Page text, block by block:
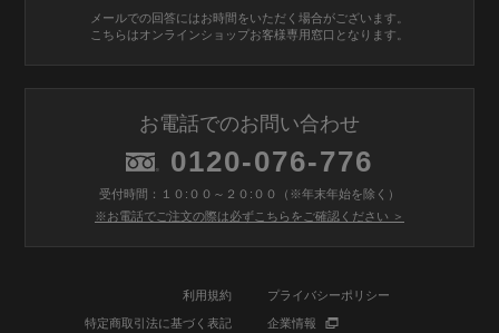
メールでの回答にはお時間をいただく場合がございます。
こちらはオンラインショップお客様専用窓口となります。
お電話でのお問い合わせ
0120-076-776
受付時間：１０:００～２０:００（※年末年始を除く）
※お電話でご注文の際は必ずこちらをご確認ください ＞
利用規約 プライバシーポリシー
特定商取引法に基づく表記 企業情報